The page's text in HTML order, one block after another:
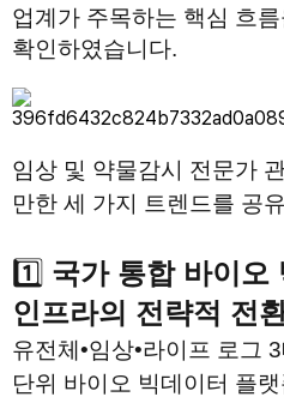
업계가 주목하는 핵심 흐름
확인하였습니다.
임상 및 약물감시 전문가
만한 세 가지 트렌드를 공
1️⃣ 국가 통합 바이오
인프라의 전략적 전
유전체•임상•라이프 로그
단위 바이오 빅데이터 플